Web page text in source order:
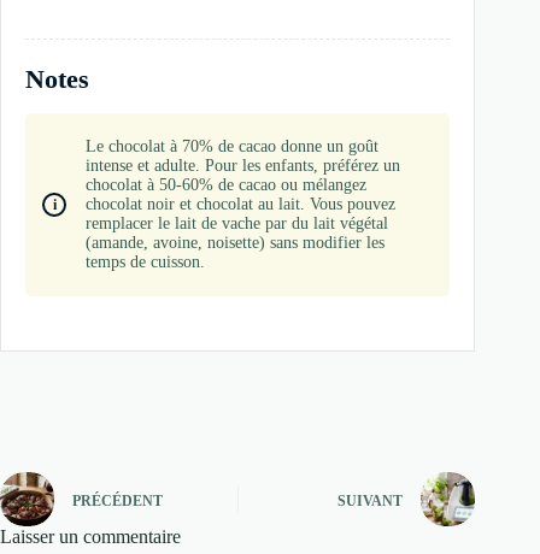
Notes
Le chocolat à 70% de cacao donne un goût
intense et adulte. Pour les enfants, préférez un
chocolat à 50-60% de cacao ou mélangez
chocolat noir et chocolat au lait. Vous pouvez
remplacer le lait de vache par du lait végétal
(amande, avoine, noisette) sans modifier les
temps de cuisson.
PRÉCÉDENT SUIVANT
Laisser un commentaire